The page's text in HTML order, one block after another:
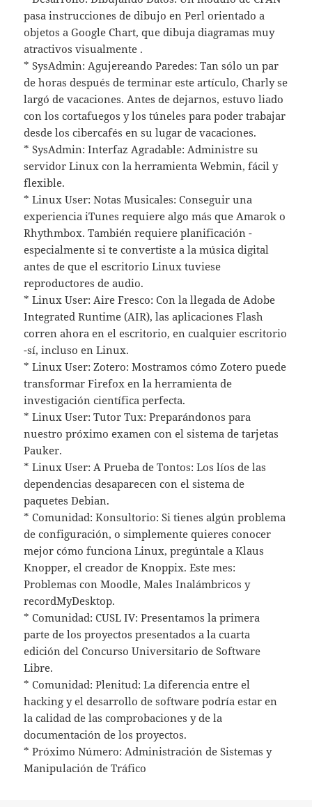
pasa instrucciones de dibujo en Perl orientado a
objetos a Google Chart, que dibuja diagramas muy
atractivos visualmente .
* SysAdmin: Agujereando Paredes: Tan sólo un par
de horas después de terminar este artículo, Charly se
largó de vacaciones. Antes de dejarnos, estuvo liado
con los cortafuegos y los túneles para poder trabajar
desde los cibercafés en su lugar de vacaciones.
* SysAdmin: Interfaz Agradable: Administre su
servidor Linux con la herramienta Webmin, fácil y
flexible.
* Linux User: Notas Musicales: Conseguir una
experiencia iTunes requiere algo más que Amarok o
Rhythmbox. También requiere planificación -
especialmente si te convertiste a la música digital
antes de que el escritorio Linux tuviese
reproductores de audio.
* Linux User: Aire Fresco: Con la llegada de Adobe
Integrated Runtime (AIR), las aplicaciones Flash
corren ahora en el escritorio, en cualquier escritorio
-sí, incluso en Linux.
* Linux User: Zotero: Mostramos cómo Zotero puede
transformar Firefox en la herramienta de
investigación científica perfecta.
* Linux User: Tutor Tux: Preparándonos para
nuestro próximo examen con el sistema de tarjetas
Pauker.
* Linux User: A Prueba de Tontos: Los líos de las
dependencias desaparecen con el sistema de
paquetes Debian.
* Comunidad: Konsultorio: Si tienes algún problema
de configuración, o simplemente quieres conocer
mejor cómo funciona Linux, pregúntale a Klaus
Knopper, el creador de Knoppix. Este mes:
Problemas con Moodle, Males Inalámbricos y
recordMyDesktop.
* Comunidad: CUSL IV: Presentamos la primera
parte de los proyectos presentados a la cuarta
edición del Concurso Universitario de Software
Libre.
* Comunidad: Plenitud: La diferencia entre el
hacking y el desarrollo de software podría estar en
la calidad de las comprobaciones y de la
documentación de los proyectos.
* Próximo Número: Administración de Sistemas y
Manipulación de Tráfico